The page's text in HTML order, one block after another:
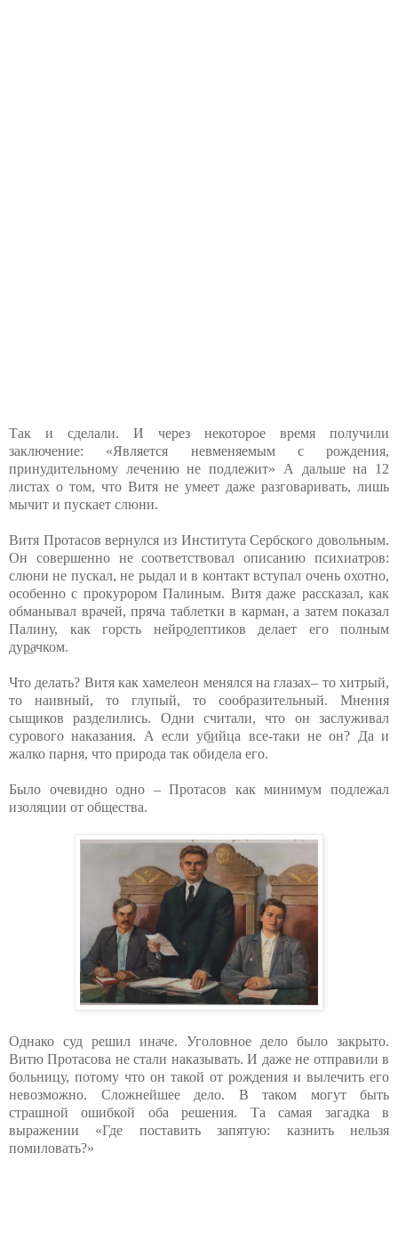
Так и сделали. И через некоторое время получили
заключение: «Является невменяемым с рождения,
принудительному лечению не подлежит» А дальше на 12
листах о том, что Витя не умеет даже разговаривать, лишь
мычит и пускает слюни.
Витя Протасов вернулся из Института Сербского довольным.
Он совершенно не соответствовал описанию психиатров:
слюни не пускал, не рыдал и в контакт вступал очень охотно,
особенно с прокурором Палиным. Витя даже рассказал, как
обманывал врачей, пряча таблетки в карман, а затем показал
Палину, как горсть нейро̲лептиков делает его полным
дур̲ачком.
Что делать? Витя как хамелеон менялся на глазах– то хитрый,
то наивный, то глупый, то сообразительный. Мнения
сыщиков разделились. Одни считали, что он заслуживал
сурового наказания. А если уб̲ийца все-таки не он? Да и
жалко парня, что природа так обидела его.
Было очевидно одно – Протасов как минимум подлежал
изоляции от общества.
Однако суд решил иначе. Уголовное дело было закрыто.
Витю Протасова не стали наказывать. И даже не отправили в
больницу, потому что он такой от рождения и вылечить его
невозможно. Сложнейшее дело. В таком могут быть
страшной ошибкой оба решения. Та самая загадка в
выражении «Где поставить запятую: казнить нельзя
помиловать?»